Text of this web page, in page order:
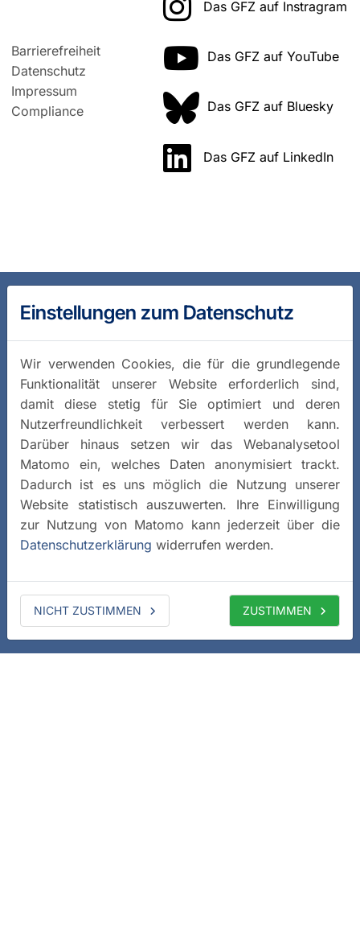
Barrierefreiheit
Datenschutz
Impressum
Compliance
Das GFZ auf Instragram
Das GFZ auf YouTube
Das GFZ auf Bluesky
Das GFZ auf LinkedIn
Einstellungen zum Datenschutz
Wir verwenden Cookies, die für die grundlegende
Funktionalität unserer Website erforderlich sind,
damit diese stetig für Sie optimiert und deren
Nutzerfreundlichkeit verbessert werden kann.
Darüber hinaus setzen wir das Webanalysetool
Matomo ein, welches Daten anonymisiert trackt.
Dadurch ist es uns möglich die Nutzung unserer
Website statistisch auszuwerten. Ihre Einwilligung
zur Nutzung von Matomo kann jederzeit über die
Datenschutzerklärung widerrufen werden.
NICHT ZUSTIMMEN ZUSTIMMEN